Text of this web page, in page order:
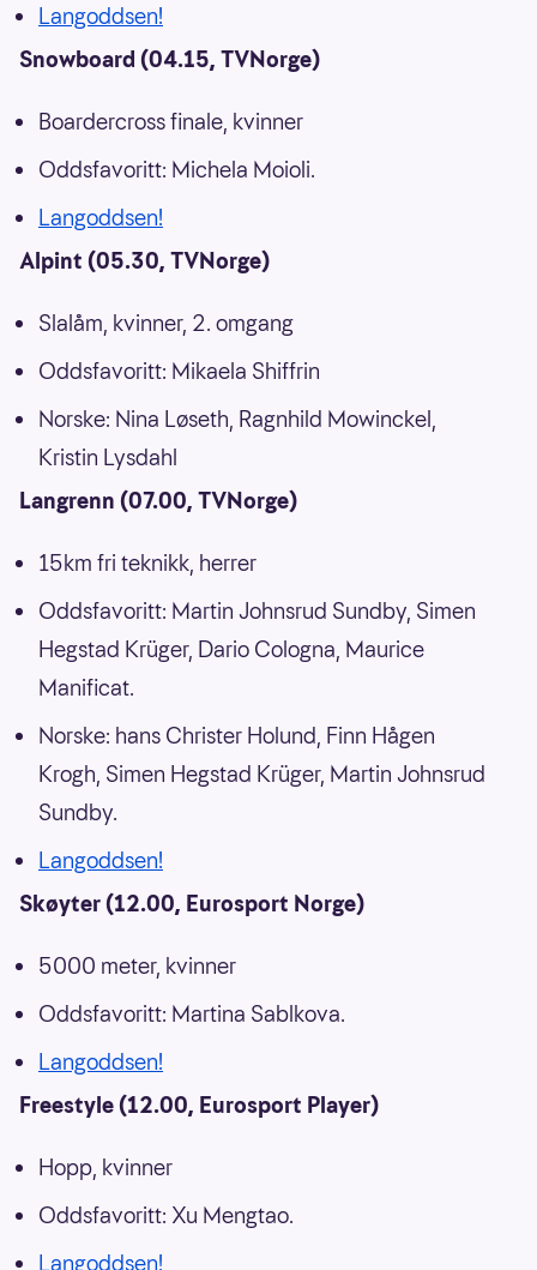
Langoddsen!
Snowboard (04.15, TVNorge)
Boardercross finale, kvinner
Oddsfavoritt: Michela Moioli.
Langoddsen!
Alpint (05.30, TVNorge)
Slalåm, kvinner, 2. omgang
Oddsfavoritt: Mikaela Shiffrin
Norske: Nina Løseth, Ragnhild Mowinckel,
Kristin Lysdahl
Langrenn (07.00, TVNorge)
15km fri teknikk, herrer
Oddsfavoritt: Martin Johnsrud Sundby, Simen
Hegstad Krüger, Dario Cologna, Maurice
Manificat.
Norske: hans Christer Holund, Finn Hågen
Krogh, Simen Hegstad Krüger, Martin Johnsrud
Sundby.
Langoddsen!
Skøyter (12.00, Eurosport Norge)
5000 meter, kvinner
Oddsfavoritt: Martina Sablkova.
Langoddsen!
Freestyle (12.00, Eurosport Player)
Hopp, kvinner
Oddsfavoritt: Xu Mengtao.
Langoddsen!